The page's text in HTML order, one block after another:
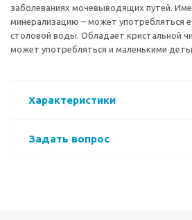
заболеваниях мочевыводящих путей.
минерализацию – может употребляться
столовой воды. Обладает кристальной
может употребляться и маленькими
Характеристики
Задать вопрос